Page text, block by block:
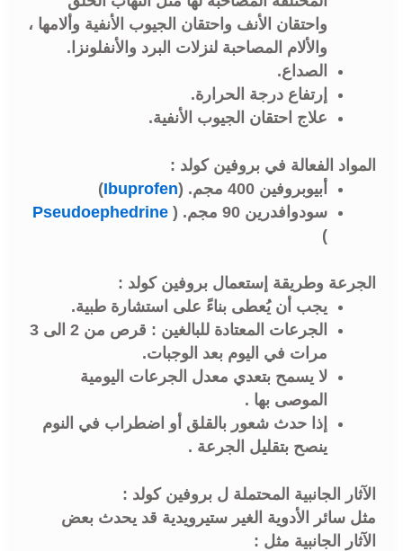
واحتقان الأنف واحتقان الجيوب الأنفية وألامها ،
والألام المصاحبة لنزلات البرد والأنفلونزا.
الصداع.
إرتفاع درجة الحرارة.
علاج احتقان الجيوب الأنفية.
المواد الفعالة في بروفين كولد :
أبيوبروفين 400 مجم. (
Ibuprofen
)
سودوافدرين 90 مجم. (
Pseudoephedrine
)
الجرعة وطريقة إستعمال بروفين كولد :
يجب أن يُعطى بناءً على استشارة طبية.
الجرعات المعتادة للبالغين : قرص من 2 الى 3
مرات في اليوم بعد الوجبات.
لا يسمح بتعدي معدل الجرعات اليومية
الموصى بها .
إذا حدث شعور بالقلق أو اضطراب في النوم
ينصح بتقليل الجرعة .
الآثار الجانبية المحتملة ل بروفين كولد :
مثل سائر الأدوية الغير ستيرويدية قد يحدث بعض
الآثار الجانبية مثل :